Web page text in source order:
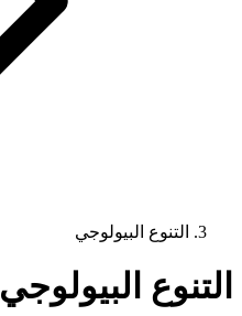
التنوع البيولوجي
التنوع البيولوجي